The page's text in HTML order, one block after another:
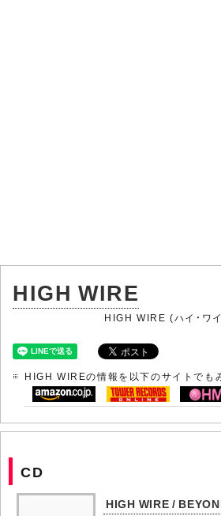
HIGH WIRE
HIGH WIRE (ハイ・ワ
HIGH WIREの情報を以下のサイトでも
CD
HIGH WIRE /